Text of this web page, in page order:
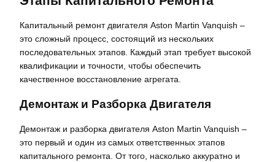
Капитальный ремонт двигателя Aston Martin Vanquish –
это сложный процесс, состоящий из нескольких
последовательных этапов. Каждый этап требует высокой
квалификации и точности, чтобы обеспечить
качественное восстановление агрегата.
Демонтаж и Разборка Двигателя
Демонтаж и разборка двигателя Aston Martin Vanquish –
это первый и один из самых ответственных этапов
капитального ремонта. От того, насколько аккуратно и